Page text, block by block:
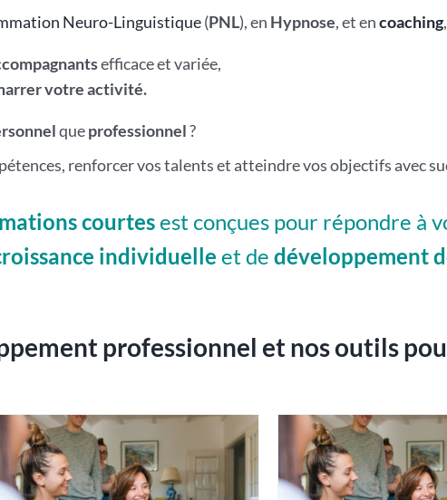
Neuro-Linguistique(PNL), en Hypnose, et encoaching
efficace et variée,
votre activité.
queprofessionnel?
renforcer vos talents et atteindre vos objectifs avec
courtes est conçues pour répondre à
individuelle et de développement
professionnel et nos outils